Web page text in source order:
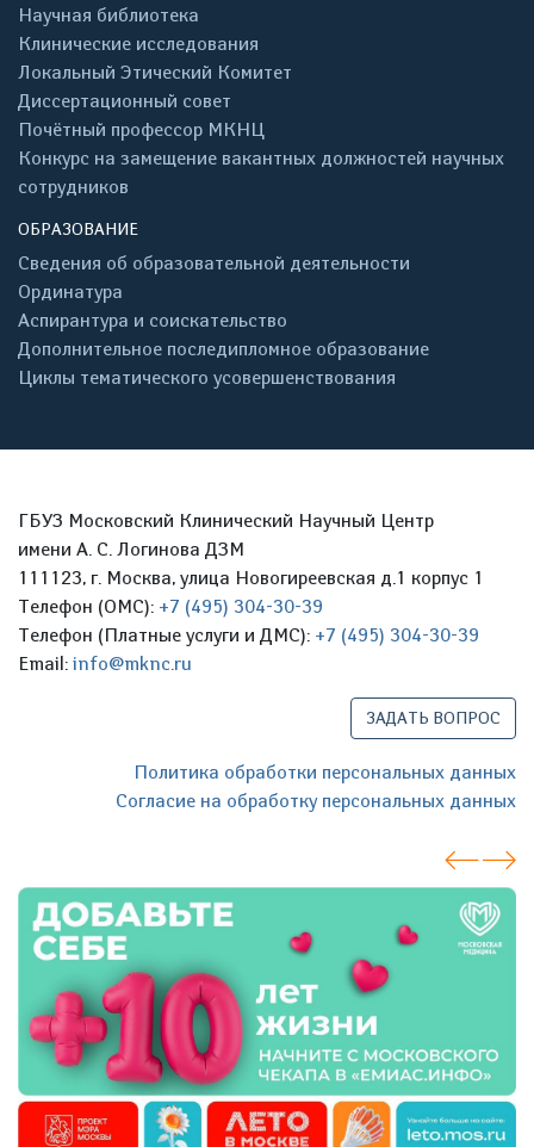
Научная библиотека
Клинические исследования
Локальный Этический Комитет
Диссертационный совет
Почётный профессор МКНЦ
Конкурс на замещение вакантных должностей научных
сотрудников
ОБРАЗОВАНИЕ
Сведения об образовательной деятельности
Ординатура
Аспирантура и соискательство
Дополнительное последипломное образование
Циклы тематического усовершенствования
ГБУЗ Московский Клинический Научный Центр
имени А. С. Логинова ДЗМ
111123, г. Москва, улица Новогиреевская д.1 корпус 1
Телефон (ОМС): +7 (495) 304-30-39
Телефон (Платные услуги и ДМС): +7 (495) 304-30-39
Email: info@mknc.ru
ЗАДАТЬ ВОПРОС
Политика обработки персональных данных
Согласие на обработку персональных данных